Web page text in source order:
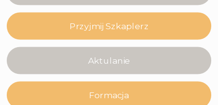
Przyjmij Szkaplerz
Aktulanie
Formacja